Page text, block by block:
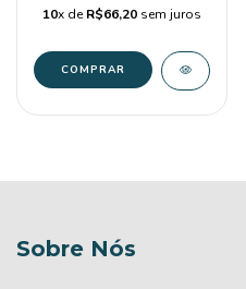
10x deR$66,20 sem juros
Sobre Nós